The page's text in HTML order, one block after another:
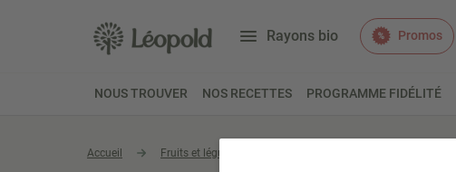
Rayons bio
NOUS TROUVER NOS RECETTES PROGRAMME FIDÉLITÉ
Promos
Accueil Fruits et légumes